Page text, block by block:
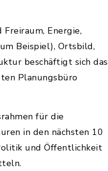
Energie,
Beispiel), Ortsbild,
beschäftigt sich das
Planungsbüro
für die
in den nächsten 10
und Öffentlichkeit